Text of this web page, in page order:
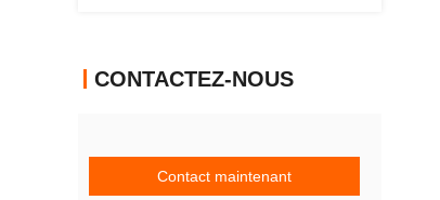
CONTACTEZ-NOUS
Contact maintenant